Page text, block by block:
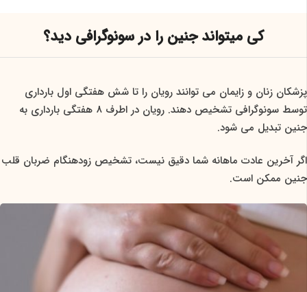
کی میتواند جنین را در سونوگرافی دید؟
پزشکان زنان و زایمان می توانند رویان را تا شش هفتگی اول بارداری
توسط سونوگرافی تشخیص دهند. رویان در اطرف 8 هفتگی بارداری به
جنین تبدیل می شود.
اگر آخرین عادت ماهانه شما دقیق نیست، تشخیص زودهنگام ضربان قلب
جنین ممکن است.